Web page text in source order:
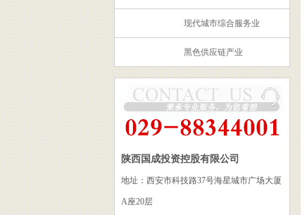
现代城市综合服务业
黑色供应链产业
陕西国成投资控股有限公司
地址：西安市科技路37号海星城市广场大厦
A座20层